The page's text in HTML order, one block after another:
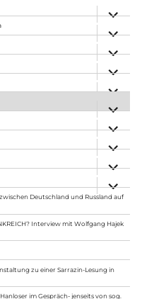
anzeigen
anzeigen
anzeigen
anzeigen
anzeigen
anzeigen
anzeigen
anzeigen
anzeigen
Deutschland und Russland auf
Interview mit Wolfgang Hajek
zu einer Sarrazin-Lesung in
im Gespräch- jenseits von sog.